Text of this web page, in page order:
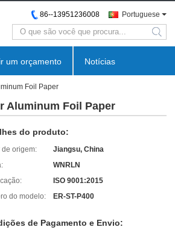
Portuguese
86--13951236008
search
um orçamento Notícias
Foil Paper
Aluminum Foil Paper
do produto:
de origem:
Jiangsu, China
WNRLN
ISO 9001:2015
do modelo:
ER-ST-P400
de Pagamento e Envio: